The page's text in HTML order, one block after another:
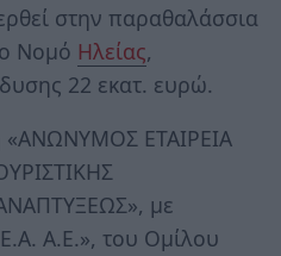
στην παραθαλάσσια
Νομό Ηλείας,
22 εκατ. ευρώ.
«ΑΝΩΝΥΜΟΣ ΕΤΑΙΡΕΙΑ
με
Α.Ε.», του Ομίλου